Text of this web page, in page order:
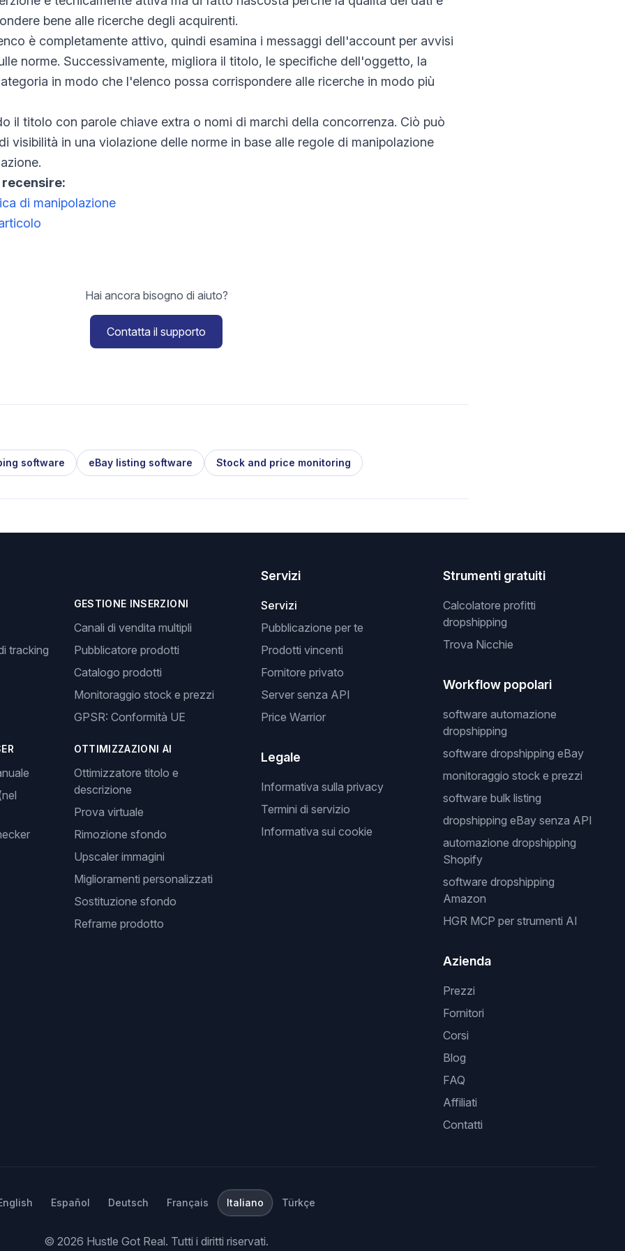
bene alle ricerche degli acquirenti.
è completamente attivo, quindi esamina i messaggi dell'account per avvisi
norme. Successivamente, migliora il titolo, le specifiche dell'oggetto, la
in modo che l'elenco possa corrispondere alle ricerche in modo più
il titolo con parole chiave extra o nomi di marchi della concorrenza. Ciò può
visibilità in una violazione delle norme in base alle regole di manipolazione
di manipolazione
Hai ancora bisogno di aiuto?
Contatta il supporto
software eBay listing software Stock and price monitoring
tracking
GESTIONE INSERZIONI
Canali di vendita multipli
Pubblicatore prodotti
Catalogo prodotti
Monitoraggio stock e prezzi
GPSR: Conformità UE
OTTIMIZZAZIONI AI
Ottimizzatore titolo e
descrizione
Prova virtuale
Rimozione sfondo
Upscaler immagini
Miglioramenti personalizzati
Sostituzione sfondo
Reframe prodotto
Servizi
Servizi
Pubblicazione per te
Prodotti vincenti
Fornitore privato
Server senza API
Price Warrior
Legale
Informativa sulla privacy
Termini di servizio
Informativa sui cookie
Strumenti gratuiti
Calcolatore profitti
dropshipping
Trova Nicchie
Workflow popolari
software automazione
dropshipping
software dropshipping eBay
monitoraggio stock e prezzi
software bulk listing
dropshipping eBay senza API
automazione dropshipping
Shopify
software dropshipping
Amazon
HGR MCP per strumenti AI
Azienda
Prezzi
Fornitori
Corsi
Blog
FAQ
Affiliati
Contatti
Español Deutsch Français Italiano Türkçe
© 2026 Hustle Got Real. Tutti i diritti riservati.